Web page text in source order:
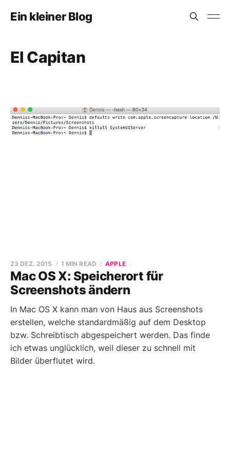
Ein kleiner Blog
El Capitan
Mac OS X: Speicherort für
Screenshots ändern
23 DEZ. 2015 1 MIN READ APPLE
In Mac OS X kann man von Haus aus Screenshots
erstellen, welche standardmäßig auf dem Desktop
bzw. Schreibtisch abgespeichert werden. Das finde
ich etwas unglücklich, weil dieser zu schnell mit
Bilder überflutet wird.